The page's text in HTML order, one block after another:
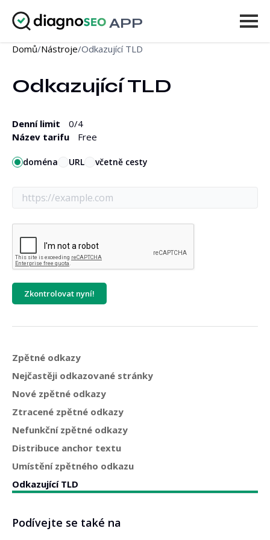
APP
Nástroje
Ceník
Přihlásit se
Domů/Nástroje/Odkazující TLD
Odkazující TLD
Denní limit 0/4
Název tarifu
Free
doména URL včetně cesty
Zkontrolovat nyní!
Zpětné odkazy
Nejčastěji odkazované stránky
Nové zpětné odkazy
Ztracené zpětné odkazy
Nefunkční zpětné odkazy
Distribuce anchor textu
Umístění zpětného odkazu
Odkazující TLD
Podívejte se také na